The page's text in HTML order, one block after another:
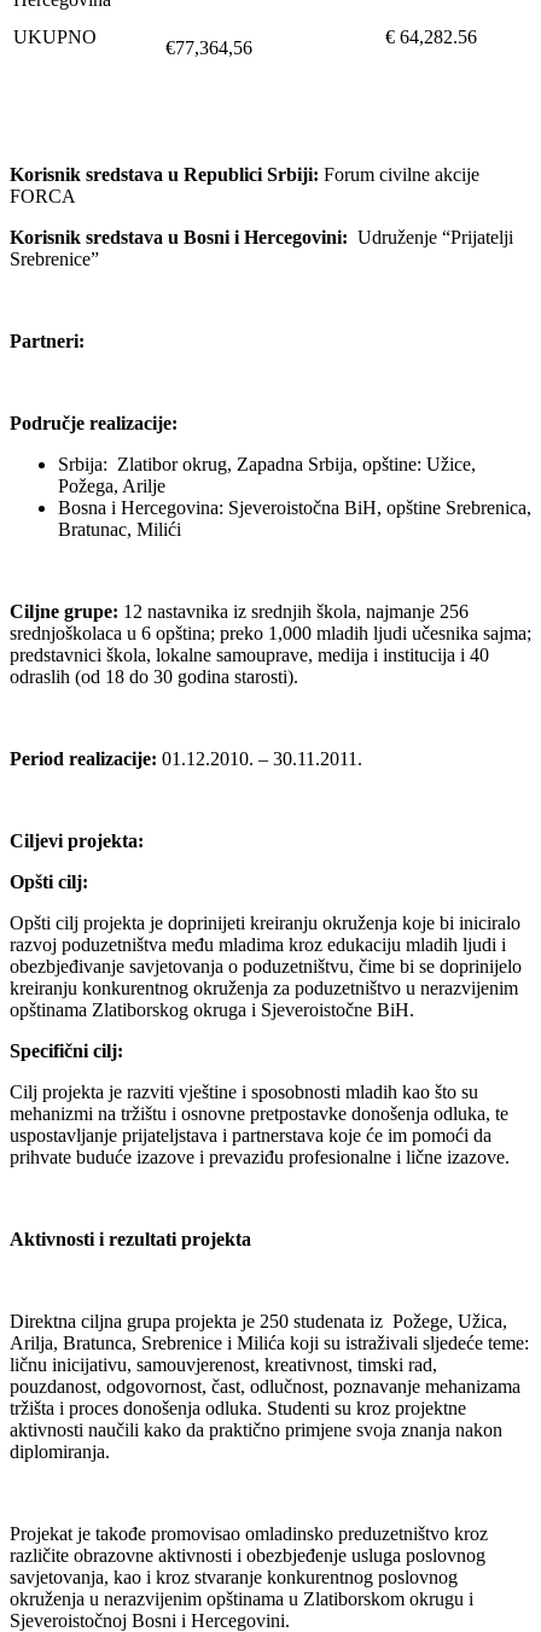
UKUPNO
€77,364,56
€ 64,282.56
Korisnik sredstava u Republici Srbiji: Forum civilne akcije
FORCA
Korisnik sredstava u Bosni i Hercegovini: Udruženje “Prijatelji
Srebrenice”
Partneri:
Područje realizacije:
Srbija: Zlatibor okrug, Zapadna Srbija, opštine: Užice,
Požega, Arilje
Bosna i Hercegovina: Sjeveroistočna BiH, opštine Srebrenica,
Bratunac, Milići
Ciljne grupe: 12 nastavnika iz srednjih škola, najmanje 256
srednjoškolaca u 6 opština; preko 1,000 mladih ljudi učesnika sajma;
predstavnici škola, lokalne samouprave, medija i institucija i 40
odraslih (od 18 do 30 godina starosti).
Period realizacije: 01.12.2010. – 30.11.2011.
Ciljevi projekta:
Opšti cilj:
Opšti cilj projekta je doprinijeti kreiranju okruženja koje bi iniciralo
razvoj poduzetništva među mladima kroz edukaciju mladih ljudi i
obezbjeđivanje savjetovanja o poduzetništvu, čime bi se doprinijelo
kreiranju konkurentnog okruženja za poduzetništvo u nerazvijenim
opštinama Zlatiborskog okruga i Sjeveroistočne BiH.
Specifični cilj:
Cilj projekta je razviti vještine i sposobnosti mladih kao što su
mehanizmi na tržištu i osnovne pretpostavke donošenja odluka, te
uspostavljanje prijateljstava i partnerstava koje će im pomoći da
prihvate buduće izazove i prevaziđu profesionalne i lične izazove.
Aktivnosti i rezultati projekta
Direktna ciljna grupa projekta je 250 studenata iz Požege, Užica,
Arilja, Bratunca, Srebrenice i Milića koji su istraživali sljedeće teme:
ličnu inicijativu, samouvjerenost, kreativnost, timski rad,
pouzdanost, odgovornost, čast, odlučnost, poznavanje mehanizama
tržišta i proces donošenja odluka. Studenti su kroz projektne
aktivnosti naučili kako da praktično primjene svoja znanja nakon
diplomiranja.
Projekat je takođe promovisao omladinsko preduzetništvo kroz
različite obrazovne aktivnosti i obezbjeđenje usluga poslovnog
savjetovanja, kao i kroz stvaranje konkurentnog poslovnog
okruženja u nerazvijenim opštinama u Zlatiborskom okrugu i
Sjeveroistočnoj Bosni i Hercegovini.